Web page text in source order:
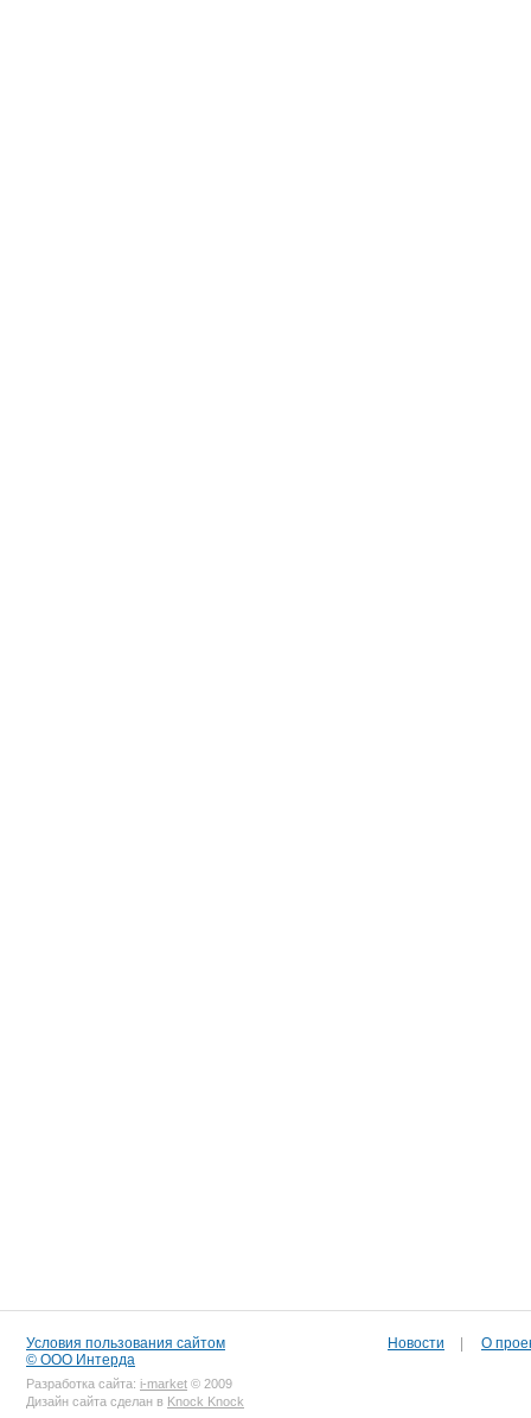
Условия пользования сайтом
© ООО Интерда
Разработка сайта: i-market © 2009
Дизайн сайта сделан в Knock Knock
Новости О